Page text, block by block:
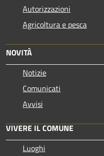
Autorizzazioni
Agricoltura e pesca
NOVITÀ
Notizie
Comunicati
Avvisi
VIVERE IL COMUNE
Luoghi